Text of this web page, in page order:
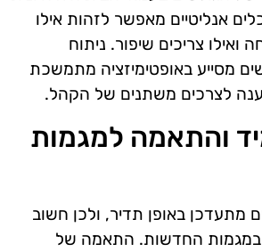
אנליטיים מאפשר לזהות אילו
ואילו צריכים שיפור. ניתוח
מסייע באופטימיזציה מתמשכת
לצרכים משתנים של הקהל.
והתאמה למגמות
מתעדכן באופן תדיר, ולכן חשוב
במגמות החדשות. התאמה של